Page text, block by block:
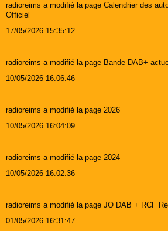
radioreims a modifié la page Calendrier des
Officiel
17/05/2026 15:35:12
radioreims a modifié la page Bande DAB+
10/05/2026 16:06:46
radioreims a modifié la page 2026
10/05/2026 16:04:09
radioreims a modifié la page 2024
10/05/2026 16:02:36
radioreims a modifié la page JO DAB + RCF
01/05/2026 16:31:47